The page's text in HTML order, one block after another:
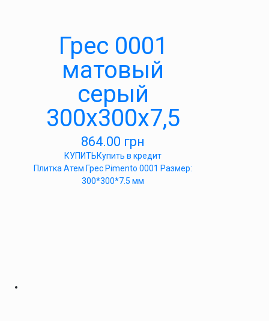
Грес 0001
матовый
серый
300х300х7,5
864.00 грн
КУПИТЬКупить в кредит
Плитка Атем Грес Pimento 0001 Размер:
300*300*7.5 мм